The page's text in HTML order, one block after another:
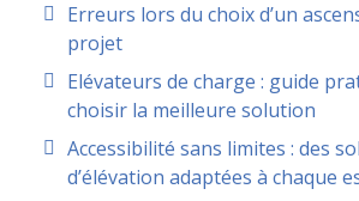
Erreurs lors du choix d’un
projet
Elévateurs de charge : guide
choisir la meilleure solution
Accessibilité sans limites : des
d’élévation adaptées à chaque